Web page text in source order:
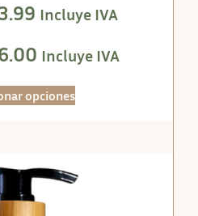
Incluye IVA
Incluye IVA
opciones